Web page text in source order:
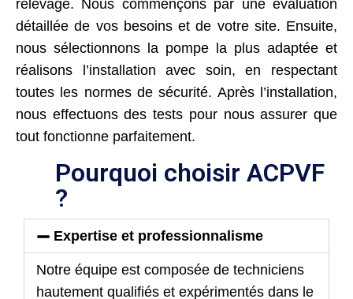
relevage. Nous commençons par une évaluation
détaillée de vos besoins et de votre site. Ensuite,
nous sélectionnons la pompe la plus adaptée et
réalisons l’installation avec soin, en respectant
toutes les normes de sécurité. Après l’installation,
nous effectuons des tests pour nous assurer que
tout fonctionne parfaitement.
Pourquoi choisir ACPVF
?
Expertise et professionnalisme
Notre équipe est composée de techniciens
hautement qualifiés et expérimentés dans le